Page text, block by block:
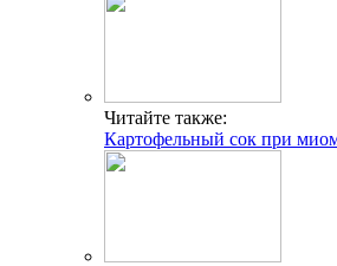
Читайте также:
Картофельный сок при